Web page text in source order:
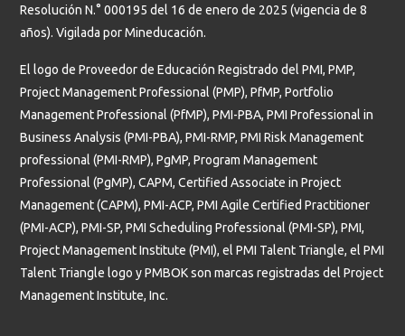
Resolución N.° 000195 del 16 de enero de 2025 (vigencia de 8
años). Vigilada por Mineducación.
El logo de Proveedor de Educación Registrado del PMI, PMP,
Project Management Professional (PMP), PfMP, Portfolio
Management Professional (PfMP), PMI-PBA, PMI Professional in
Business Analysis (PMI-PBA), PMI-RMP, PMI Risk Management
professional (PMI-RMP), PgMP, Program Management
Professional (PgMP), CAPM, Certified Associate in Project
Management (CAPM), PMI-ACP, PMI Agile Certified Practitioner
(PMI-ACP), PMI-SP, PMI Scheduling Professional (PMI-SP), PMI,
Project Management Institute (PMI), el PMI Talent Triangle, el PMI
Talent Triangle logo y PMBOK son marcas registradas del Project
Management Institute, Inc.